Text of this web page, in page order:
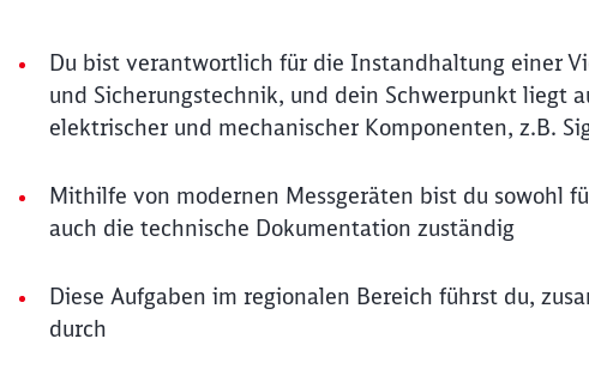
Du bist verantwortlich für die Instandhaltung einer
und Sicherungstechnik, und dein Schwerpunkt liegt
elektrischer und mechanischer Komponenten, z.B.
Mithilfe von modernen Messgeräten bist du sowohl
auch die technische Dokumentation zuständig
Diese Aufgaben im regionalen Bereich führst du,
durch